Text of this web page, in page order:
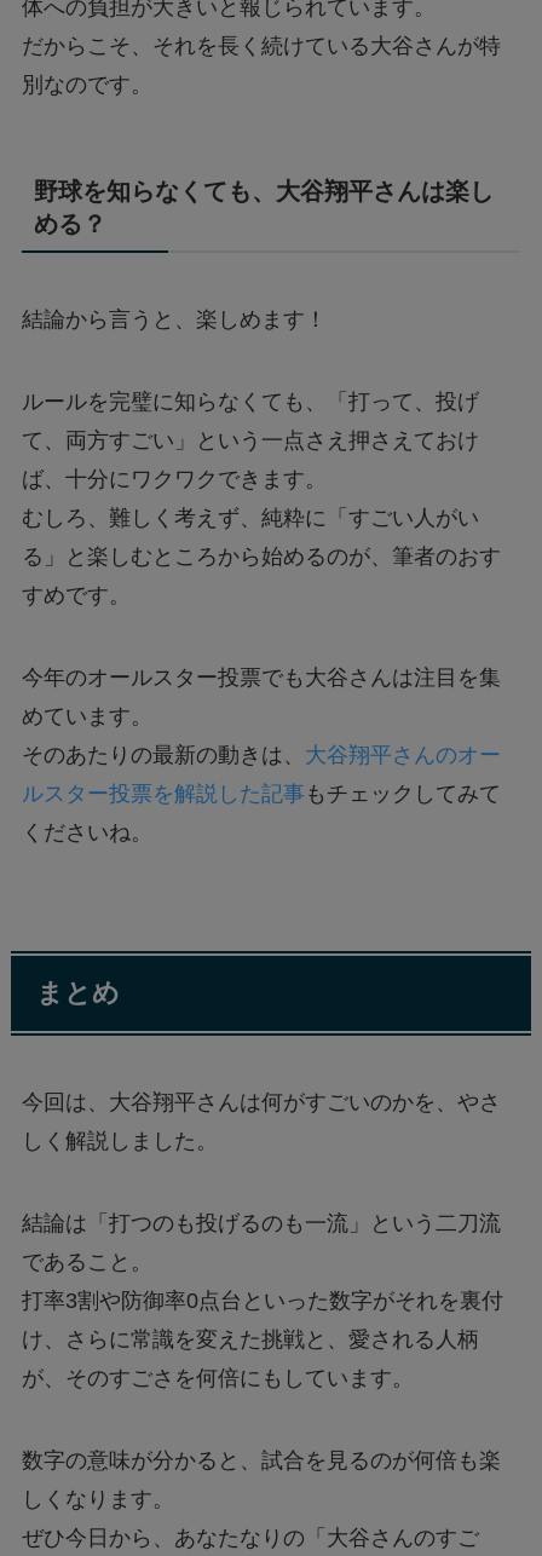
体への負担が大きいと報じられています。
だからこそ、それを長く続けている大谷さんが特
別なのです。
野球を知らなくても、大谷翔平さんは楽し
める？
結論から言うと、楽しめます！
ルールを完璧に知らなくても、「打って、投げ
て、両方すごい」という一点さえ押さえておけ
ば、十分にワクワクできます。
むしろ、難しく考えず、純粋に「すごい人がい
る」と楽しむところから始めるのが、筆者のおす
すめです。
今年のオールスター投票でも大谷さんは注目を集
めています。
そのあたりの最新の動きは、 大谷翔平さんのオー
ルスター投票を解説した記事 もチェックしてみて
くださいね。
まとめ
今回は、大谷翔平さんは何がすごいのかを、やさ
しく解説しました。
結論は「打つのも投げるのも一流」という二刀流
であること。
打率3割や防御率0点台といった数字がそれを裏付
け、さらに常識を変えた挑戦と、愛される人柄
が、そのすごさを何倍にもしています。
数字の意味が分かると、試合を見るのが何倍も楽
しくなります。
ぜひ今日から、あなたなりの「大谷さんのすご